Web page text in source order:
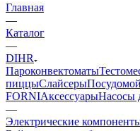
Главная
—
Каталог
—
DIHR
Пароконвектоматы
пиццыСлайсеры
FORNIАксессуарыНасосы
—
Электрические